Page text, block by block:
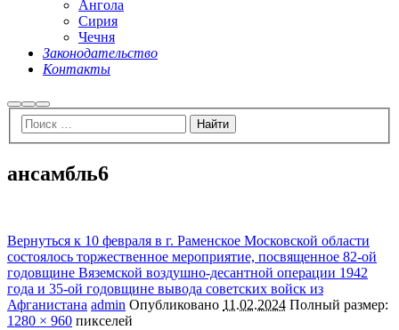
Ангола
Сирия
Чечня
Законодательство
Контакты
НайтиБольше
информации
Главное
меню
ансамбль6
Вернуться к 10 февраля в г. Раменское Московской области
состоялось торжественное мероприятие, посвященное 82-ой
годовщине Вяземской воздушно-десантной операции 1942
года и 35-ой годовщине вывода советских войск из
Афганистана admin Опубликовано 11.02.2024 Полный размер:
1280 × 960 пикселей